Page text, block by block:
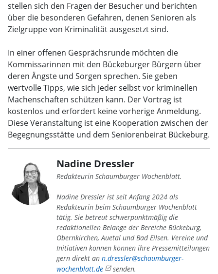
stellen sich den Fragen der Besucher und berichten
über die besonderen Gefahren, denen Senioren als
Zielgruppe von Kriminalität ausgesetzt sind.
In einer offenen Gesprächsrunde möchten die
Kommissarinnen mit den Bückeburger Bürgern über
deren Ängste und Sorgen sprechen. Sie geben
wertvolle Tipps, wie sich jeder selbst vor kriminellen
Machenschaften schützen kann. Der Vortrag ist
kostenlos und erfordert keine vorherige Anmeldung.
Diese Veranstaltung ist eine Kooperation zwischen der
Begegnungsstätte und dem Seniorenbeirat Bückeburg.
Nadine Dressler
Redakteurin Schaumburger Wochenblatt.
Nadine Dressler ist seit Anfang 2024 als
Redakteurin beim Schaumburger Wochenblatt
tätig. Sie betreut schwerpunktmäßig die
redaktionellen Belange der Bereiche Bückeburg,
Obernkirchen, Auetal und Bad Eilsen. Vereine und
Initiativen können können ihre Pressemitteilungen
gern direkt an n.dressler@schaumburger-
wochenblatt.de
senden.